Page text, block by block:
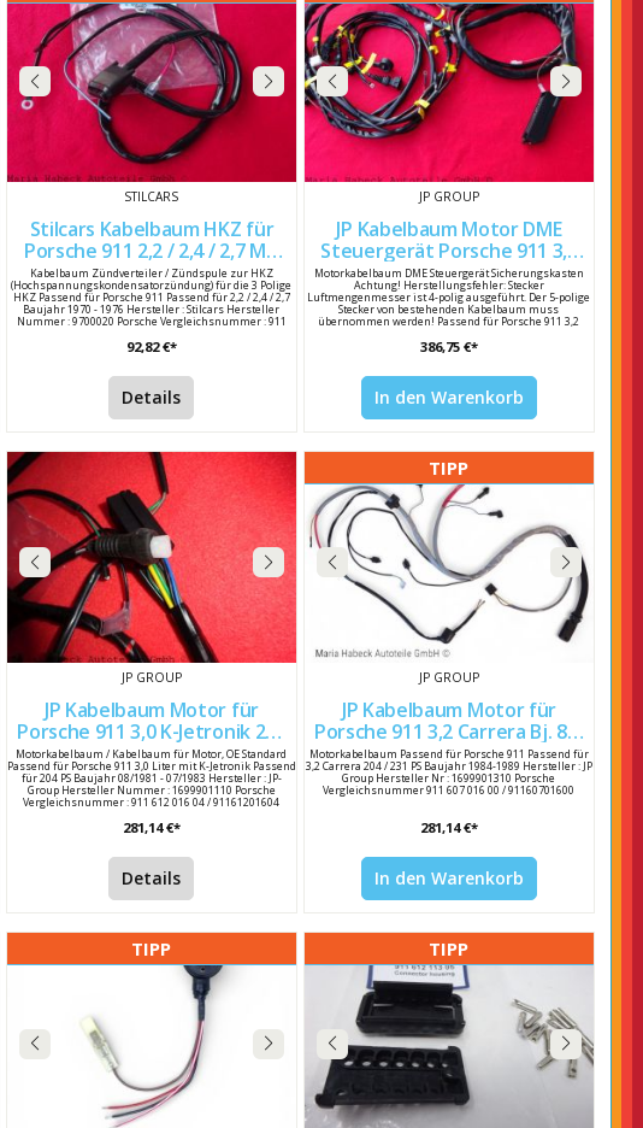
STILCARS
Stilcars Kabelbaum HKZ für
Porsche 911 2,2 / 2,4 / 2,7 MFI
Bj 70-76 91161205000
Kabelbaum Zündverteiler / Zündspule zur HKZ
(Hochspannungskondensatorzündung) für die 3 Polige
HKZ Passend für Porsche 911 Passend für 2,2 / 2,4 / 2,7
Baujahr 1970 - 1976 Hersteller : Stilcars Hersteller
Nummer : 9700020 Porsche Vergleichsnummer : 911
92,82 €*
Details
JP GROUP
JP Kabelbaum Motor DME
Steuergerät Porsche 911 3,2
Carrera Bj 84-89 91161217309
Motorkabelbaum DME Steuergerät Sicherungskasten
Achtung! Herstellungsfehler: Stecker
Luftmengenmesser ist 4-polig ausgeführt. Der 5-polige
Stecker von bestehenden Kabelbaum muss
übernommen werden! Passend für Porsche 911 3,2
Hersteller Nr : 1699250210 Porsche Vergleichsnummer :
911 612 173 09 / 91161217309
386,75 €*
In den Warenkorb
JP GROUP
JP Kabelbaum Motor für
Porsche 911 3,0 K-Jetronik 204
PS Bj. 81-83 91161201604
Motorkabelbaum / Kabelbaum für Motor, OE Standard
Passend für Porsche 911 3,0 Liter mit K-Jetronik Passend
für 204 PS Baujahr 08/1981 - 07/1983 Hersteller : JP-
Group Hersteller Nummer : 1699901110 Porsche
Vergleichsnummer : 911 612 016 04 / 91161201604
281,14 €*
Details
TIPP
JP GROUP
JP Kabelbaum Motor für
Porsche 911 3,2 Carrera Bj. 84-
89 91160701600
Motorkabelbaum Passend für Porsche 911 Passend für
3,2 Carrera 204 / 231 PS Baujahr 1984-1989 Hersteller : JP
Group Hersteller Nr : 1699901310 Porsche
Vergleichsnummer 911 607 016 00 / 91160701600
281,14 €*
In den Warenkorb
TIPP TIPP